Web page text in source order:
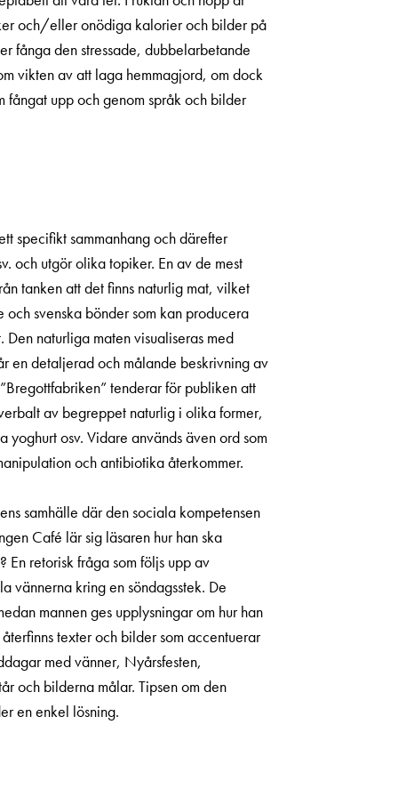
och/eller onödiga kalorier och bilder på
fånga den stressade, dubbelarbetande
vikten av att laga hemmagjord, om dock
fångat upp och genom språk och bilder
specifikt sammanhang och därefter
och utgör olika topiker. En av de mest
tanken att det finns naturlig mat, vilket
svenska bönder som kan producera
naturliga maten visualiseras med
en detaljerad och målande beskrivning av
ten­derar för publiken att
av begreppet naturlig i olika former,
osv. Vidare används även ord som
och antibiotika återkommer.
samhälle där den sociala kompetensen
Café lär sig läsaren hur han ska
En retorisk fråga som följs upp av
vännerna kring en söndagsstek. De
mannen ges upplysningar om hur han
texter och bilder som accentuerar
med vänner, Nyårsfesten,
och bilderna målar. Tipsen om den
en enkel lösning.